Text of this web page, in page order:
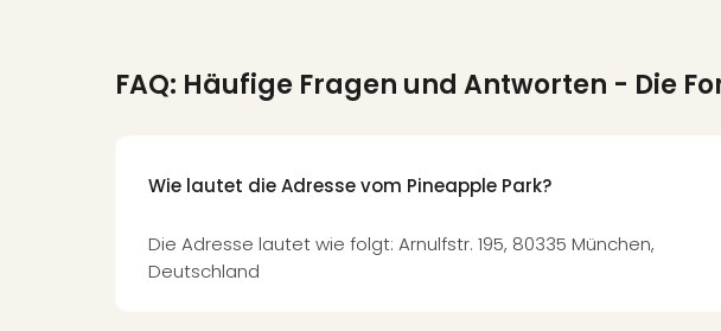
FAQ: Häufige Fragen und Antworten - Die
Wie lautet die Adresse vom Pineapple Park?
Die Adresse lautet wie folgt: Arnulfstr. 195, 80335 München,
Deutschland